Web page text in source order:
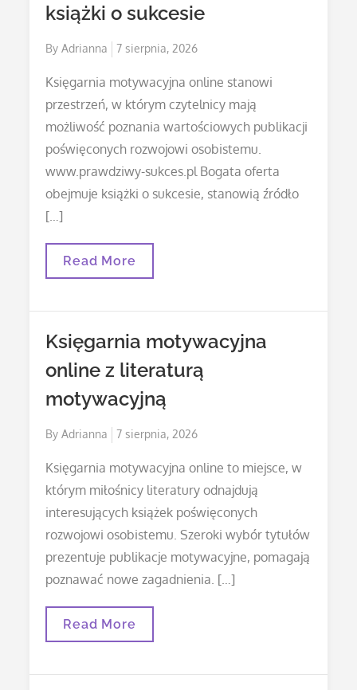
książki o sukcesie
ByAdrianna
Posted
7 sierpnia, 2026
Księgarnia motywacyjna online stanowi
przestrzeń, w którym czytelnicy mają
możliwość poznania wartościowych publikacji
poświęconych rozwojowi osobistemu.
www.prawdziwy-sukces.pl Bogata oferta
obejmuje książki o sukcesie, stanowią źródło
[…]
Dlaczego
O
Read More
Księgarnia motywacyjna
online z literaturą
motywacyjną
ByAdrianna
Posted
7 sierpnia, 2026
Księgarnia motywacyjna online to miejsce, w
którym miłośnicy literatury odnajdują
interesujących książek poświęconych
rozwojowi osobistemu. Szeroki wybór tytułów
prezentuje publikacje motywacyjne, pomagają
poznawać nowe zagadnienia. […]
Księgarnia
Literaturą
Read More